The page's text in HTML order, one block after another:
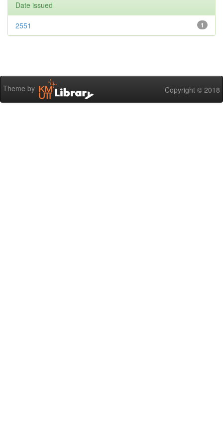
Date issued
1
2551
Theme by Copyright © 2018